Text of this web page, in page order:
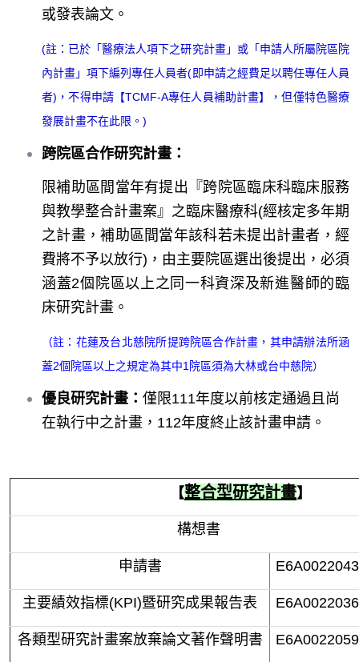
或發表論文。
(註： 已於「醫療法人項下之研究計畫」或「申請人所屬院區院
內計畫」項下編列專任人員者(即申請之經費足以聘任專任人員
者)，不得申請【TCMF-A專任人員補助計畫】，但僅特色醫療
發展計畫不在此限。)
跨院區合作研究計畫：
限補助區間當年有提出『跨院區臨床科臨床服務
與教學整合計畫案』之臨床醫療科(經核定多年期
之計畫，補助區間當年該科若未提出計畫者，經
費將不予以放行)， 由主要院區選出後提出，必須
涵蓋2個院區以上之同一科資深及新進醫師的臨
床研究計畫。
（註：花蓮及台北慈院所提跨院區合作計畫，其申請辦法所涵
蓋2個院區以上之規定為其中1院區須為大林或台中慈院）
優良研究計畫： 僅限111年度以前核定通過且尚
在執行中之計畫，112年度終止該計畫申請。
【整合型研究計畫】
構想書
申請書
主要績效指標(KPI)暨研究成果報告表
各類型研究計畫案放棄論文著作聲明書 E6